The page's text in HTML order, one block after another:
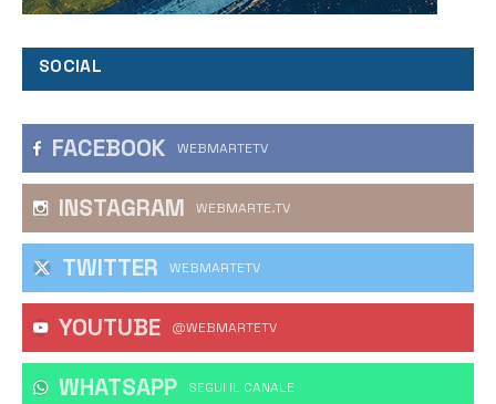
SOCIAL
FACEBOOK WEBMARTETV
INSTAGRAM WEBMARTE.TV
TWITTER WEBMARTETV
YOUTUBE @WEBMARTETV
WHATSAPP ‎SEGUI IL CANALE